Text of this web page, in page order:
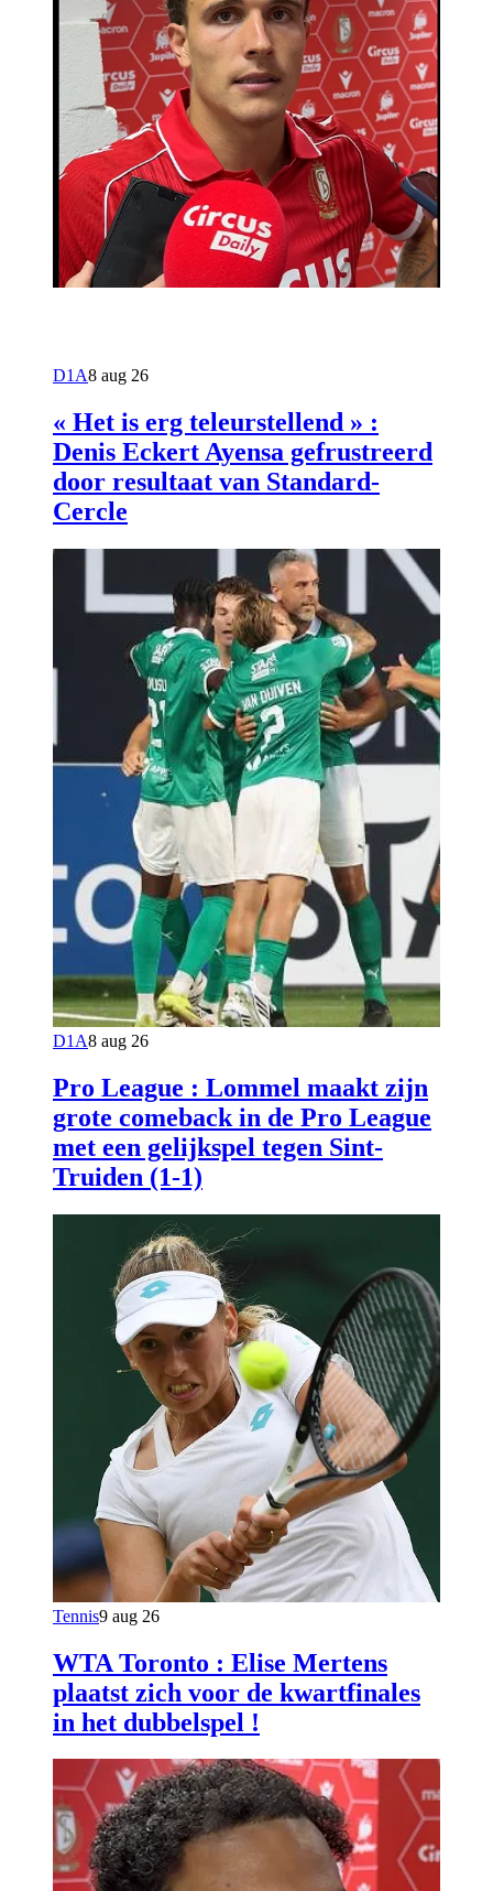
D1A8 aug 26
« Het is erg teleurstellend » :
Denis Eckert Ayensa gefrustreerd
door resultaat van Standard-
Cercle
D1A8 aug 26
Pro League : Lommel maakt zijn
grote comeback in de Pro League
met een gelijkspel tegen Sint-
Truiden (1-1)
Tennis9 aug 26
WTA Toronto : Elise Mertens
plaatst zich voor de kwartfinales
in het dubbelspel !